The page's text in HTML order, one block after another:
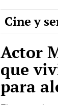
Cine y
Actor
que
para